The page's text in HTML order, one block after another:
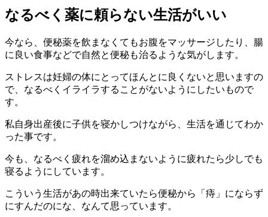
なるべく薬に頼らない生活がいい
今なら、便秘薬を飲まなくてもお腹をマッサージしたり、腸
に良い食事などで自然と便秘も治るような気がします。
ストレスは妊婦の体にとってほんとに良くないと思いますの
で、なるべくイライラすることがないようにしたいもので
す。
私自身出産後に子供を寝かしつけながら、生活を通じてわか
った事です。
今も、なるべく疲れを溜め込まないように疲れたら少しでも
寝るようにしています。
こういう生活があの時出来ていたら便秘から「痔」にならず
にすんだのにな、なんて思っています。